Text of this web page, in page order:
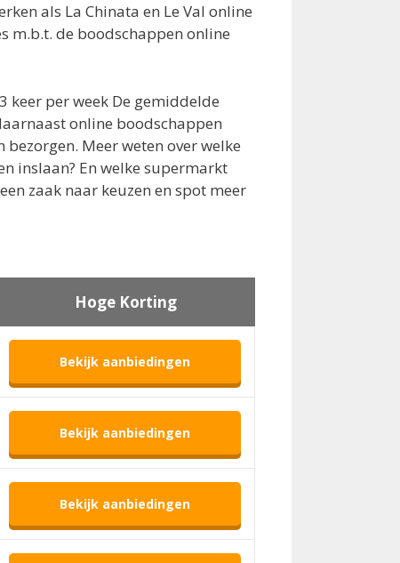
als La Chinata en Le Val online
m.b.t. de boodschappen online
keer per week De gemiddelde
online boodschappen
Meer weten over welke
inslaan? En welke supermarkt
zaak naar keuzen en spot meer
Hoge Korting
Bekijk aanbiedingen
Bekijk aanbiedingen
Bekijk aanbiedingen